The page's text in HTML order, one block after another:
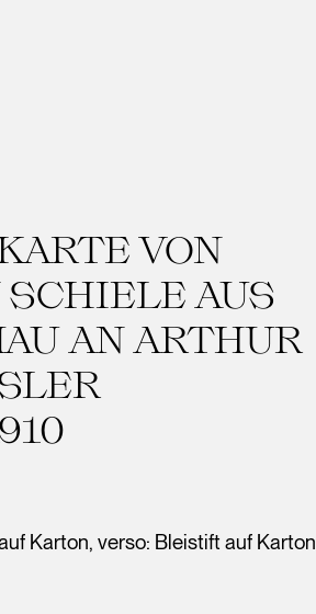
VON
SCHIELE AUS
AN ARTHUR
Karton, verso: Bleistift auf Karton